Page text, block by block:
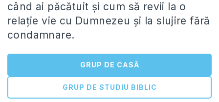
când ai păcătuit și cum să revii la o
relație vie cu Dumnezeu și la slujire fără
condamnare.
GRUP DE CASĂ
GRUP DE STUDIU BIBLIC